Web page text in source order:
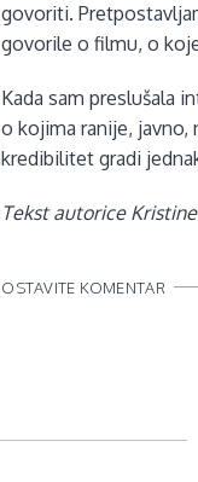
govoriti.
govorile o filmu, o
Kada sam preslušala
o kojima ranije, javno,
kredibilitet gradi
Tekst autorice
OSTAVITE KOMENTAR